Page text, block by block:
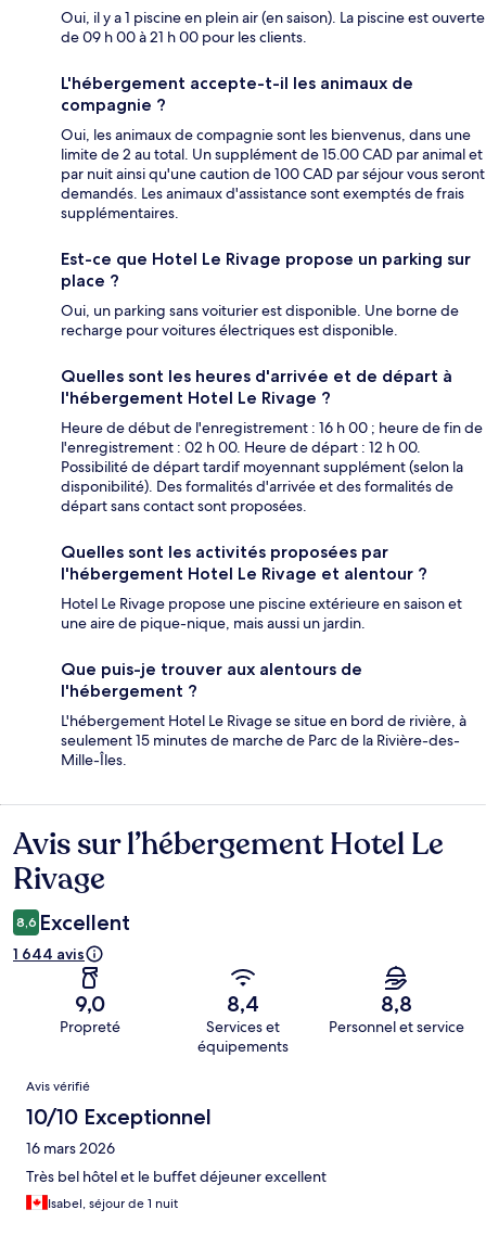
Oui, il y a 1 piscine en plein air (en saison). La piscine est ouverte
de 09 h 00 à 21 h 00 pour les clients.
L'hébergement accepte-t-il les animaux de
compagnie ?
Oui, les animaux de compagnie sont les bienvenus, dans une
limite de 2 au total. Un supplément de 15.00 CAD par animal et
par nuit ainsi qu'une caution de 100 CAD par séjour vous seront
demandés. Les animaux d'assistance sont exemptés de frais
supplémentaires.
Est-ce que Hotel Le Rivage propose un parking sur
place ?
Oui, un parking sans voiturier est disponible. Une borne de
recharge pour voitures électriques est disponible.
Quelles sont les heures d'arrivée et de départ à
l'hébergement Hotel Le Rivage ?
Heure de début de l'enregistrement : 16 h 00 ; heure de fin de
l'enregistrement : 02 h 00. Heure de départ : 12 h 00.
Possibilité de départ tardif moyennant supplément (selon la
disponibilité). Des formalités d'arrivée et des formalités de
départ sans contact sont proposées.
Quelles sont les activités proposées par
l'hébergement Hotel Le Rivage et alentour ?
Hotel Le Rivage propose une piscine extérieure en saison et
une aire de pique-nique, mais aussi un jardin.
Que puis-je trouver aux alentours de
l'hébergement ?
L'hébergement Hotel Le Rivage se situe en bord de rivière, à
seulement 15 minutes de marche de Parc de la Rivière-des-
Mille-Îles.
Avis
Avis sur l’hébergement Hotel Le
Rivage
8,6 Excellent
1 644 avis
9,0
Propreté
8,4
Services et
équipements
8,8
Personnel et service
Avis
Avis vérifié
10/10 Exceptionnel
16 mars 2026
Très bel hôtel et le buffet déjeuner excellent
Isabel, séjour de 1 nuit